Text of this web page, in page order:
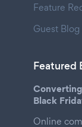
Feature
Guest Blog
Featured
Black
Online